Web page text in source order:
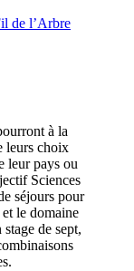
de l’Arbre
à la
leurs choix
leur pays ou
Sciences
séjours pour
le domaine
de sept,